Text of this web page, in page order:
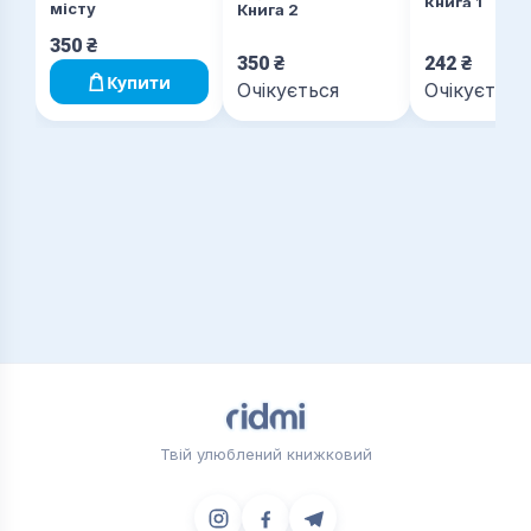
місту
350 ₴
Купити
Книга 2
350 ₴
Очікується
242 ₴
Очікується
Твій улюблений книжковий